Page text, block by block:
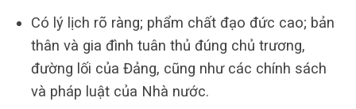
Có lý lịch rõ ràng; phẩm chất đạo đức cao; bản
thân và gia đình tuân thủ đúng chủ trương,
đường lối của Đảng, cũng như các chính sách
và pháp luật của Nhà nước.